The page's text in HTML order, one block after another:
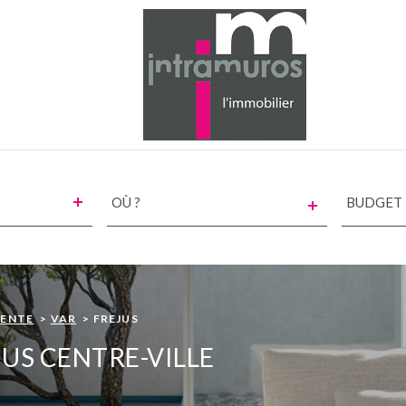
TEXTE
RÉFÉRENCE
VAR FREJUS
CENTRE-VILLE